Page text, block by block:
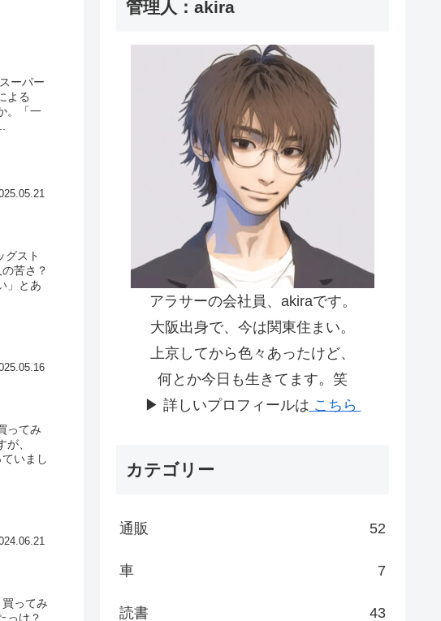
ーパー
よる
。「一
グスト
苦さ？
」とあ
ってみ
、
いまし
ってみ
っけ？
管理人：akira
アラサーの会社員、akiraです。
大阪出身で、今は関東住まい。
上京してから色々あったけど、
何とか今日も生きてます。笑
▶ 詳しいプロフィールは こちら
カテゴリー
通販 52
車 7
読書 43